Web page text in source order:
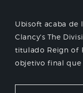
Ubisoft acaba de
Clancy's The
titulado Reign of
objetivo final que